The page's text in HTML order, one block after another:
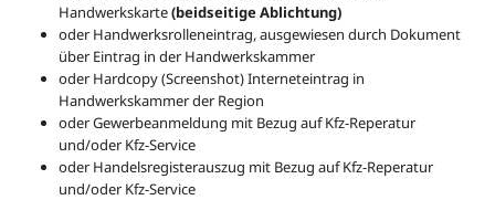
Handwerkskarte(beidseitige Ablichtung)
oder Handwerksrolleneintrag, ausgewiesen durch Dokument
über Eintrag in der Handwerkskammer
oder Hardcopy (Screenshot) Interneteintrag in
Handwerkskammer der Region
oder Gewerbeanmeldung mit Bezug auf Kfz-Reperatur
und/oder Kfz-Service
oder Handelsregisterauszug mit Bezug auf Kfz-Reperatur
und/oder Kfz-Service